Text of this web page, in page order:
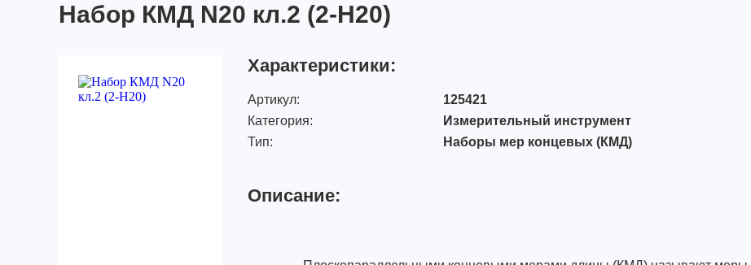
Набор КМД N20 кл.2 (2-Н20)
Характеристики:
Артикул:
125421
Категория:
Измерительный инструмент
Тип:
Наборы мер концевых (КМД)
Описание: